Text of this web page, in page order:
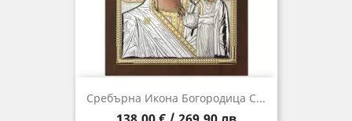
Сребърна Икона Богородица С...